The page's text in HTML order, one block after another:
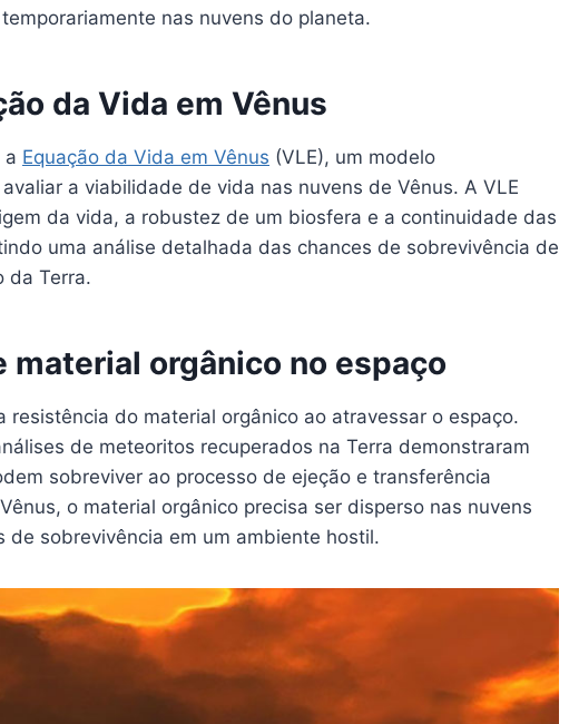
nas nuvens do planeta.
da Vida em Vênus
a Equação da Vida em Vênus (VLE), um modelo
a viabilidade de vida nas nuvens de Vênus. A VLE
da vida, a robustez de um biosfera e a continuidade das
uma análise detalhada das chances de sobrevivência de
da Terra.
material orgânico no espaço
resistência do material orgânico ao atravessar o espaço.
de meteoritos recuperados na Terra demonstraram
sobreviver ao processo de ejeção e transferência
o material orgânico precisa ser disperso nas nuvens
de sobrevivência em um ambiente hostil.